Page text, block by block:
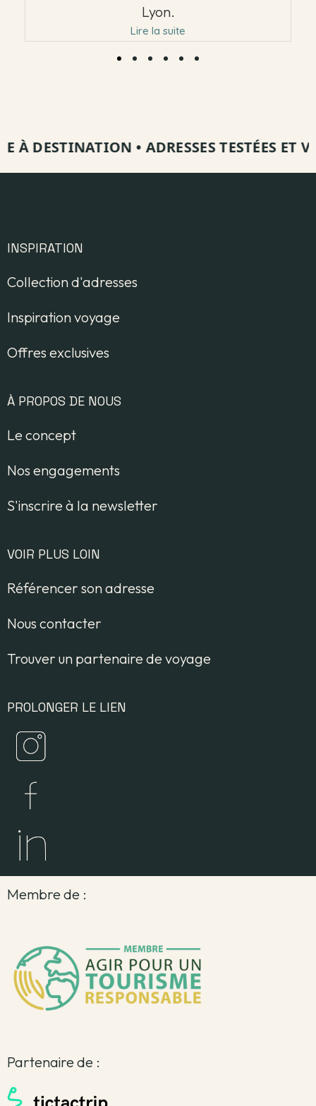
Lyon.
Lire la suite
À DESTINATION•ADRESSES TESTÉES ET
INSPIRATION
Collection d'adresses
Inspiration voyage
Offres exclusives
À PROPOS DE NOUS
Le concept
Nos engagements
S'inscrire à la newsletter
VOIR PLUS LOIN
Référencer son adresse
Nous contacter
Trouver un partenaire de voyage
PROLONGER LE LIEN
Membre de :
Partenaire de :